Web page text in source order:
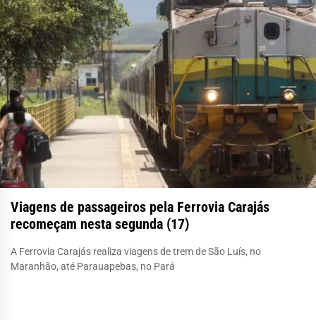
Viagens de passageiros pela Ferrovia Carajás
recomeçam nesta segunda (17)
A Ferrovia Carajás realiza viagens de trem de São Luís, no
Maranhão, até Parauapebas, no Pará